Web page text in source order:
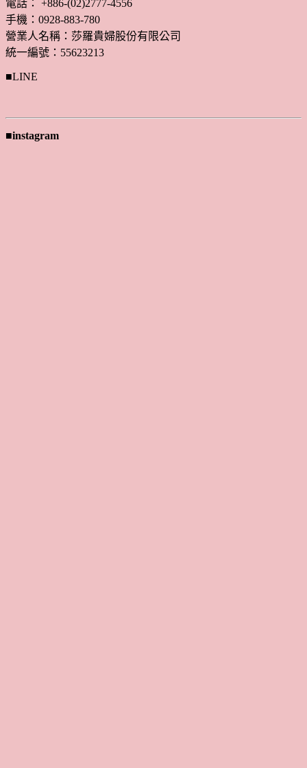
電話： +886-(02)2777-4556
手機：0928-883-780
營業人名稱：莎羅貴婦股份有限公司
統一編號：55623213
■LINE
■instagram